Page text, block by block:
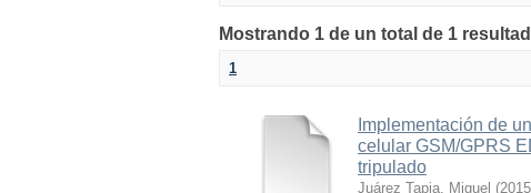
Mostrando 1 de un total de 1
1
Implementación de
celular GSM/GPRS
tripulado
Juárez Tapia, Miguel (